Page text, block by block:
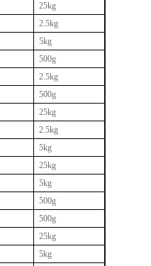
25kg
2.5kg
5kg
500g
2.5kg
500g
25kg
2.5kg
5kg
25kg
5kg
500g
500g
25kg
5kg